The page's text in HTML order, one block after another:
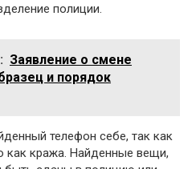
полиции.
Заявление о смене
и порядок
телефон себе, так как
как кража. Найденные вещи,